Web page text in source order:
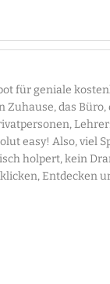
für geniale
das Büro,
easy! Also, viel
holpert, kein
Entdecken